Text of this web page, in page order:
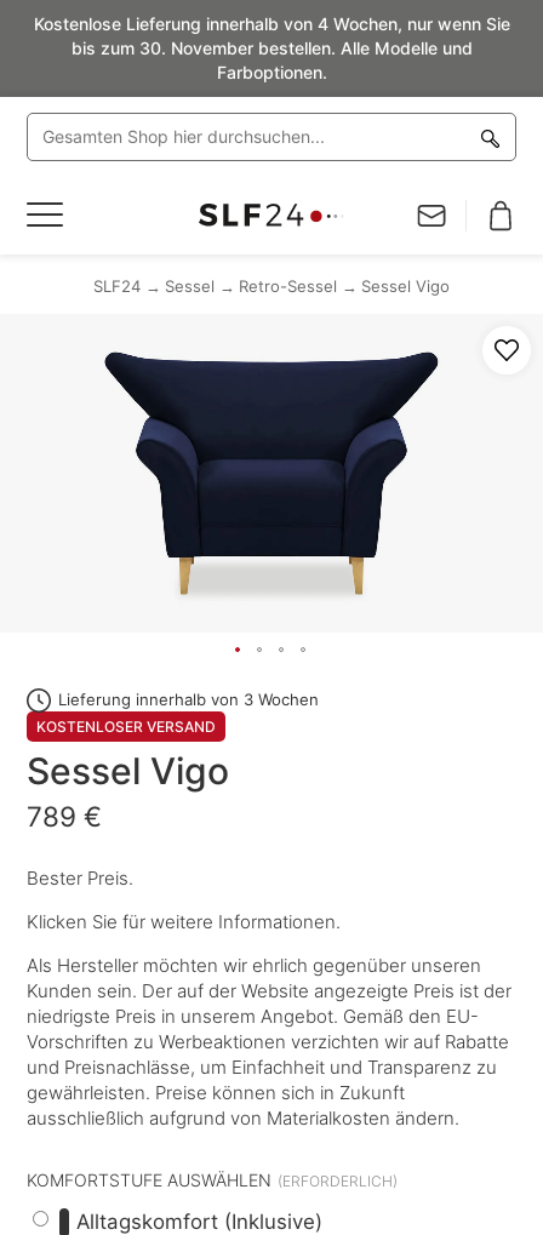
Kostenlose Lieferung innerhalb von 4 Wochen, nur wenn Sie
bis zum 30. November bestellen. Alle Modelle und
Farboptionen.
Navigation
SLF24 Sessel Retro-Sessel Sessel Vigo
Lieferung innerhalb von 3 Wochen
KOSTENLOSER VERSAND
Sessel Vigo
789 €
Bester Preis.
Klicken Sie für weitere Informationen.
Als Hersteller möchten wir ehrlich gegenüber unseren
Kunden sein. Der auf der Website angezeigte Preis ist der
niedrigste Preis in unserem Angebot. Gemäß den EU-
Vorschriften zu Werbeaktionen verzichten wir auf Rabatte
und Preisnachlässe, um Einfachheit und Transparenz zu
gewährleisten. Preise können sich in Zukunft
ausschließlich aufgrund von Materialkosten ändern.
KOMFORTSTUFE AUSWÄHLEN
Alltagskomfort (Inklusive)